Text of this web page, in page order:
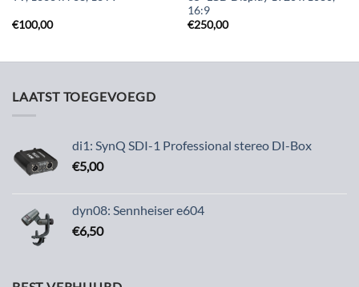
€100,00
16:9
€250,00
LAATST TOEGEVOEGD
di1: SynQ SDI-1 Professional stereo DI-Box
€5,00
dyn08: Sennheiser e604
€6,50